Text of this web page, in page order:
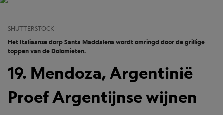
SHUTTERSTOCK
Het Italiaanse dorp Santa Maddalena wordt omringd door de grillige
toppen van de Dolomieten.
19. Mendoza, Argentinië
Proef Argentijnse wijnen